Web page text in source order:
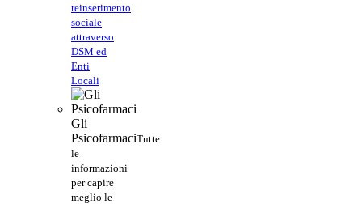
reinserimento
sociale
attraverso
DSM ed
Enti
Locali
Gli
PsicofarmaciTutte
le
informazioni
per capire
meglio le